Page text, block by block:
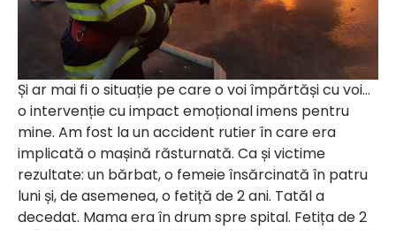
Și ar mai fi o situație pe care o voi împărtăși cu voi…
o intervenție cu impact emoțional imens pentru
mine. Am fost la un accident rutier în care era
implicată o mașină răsturnată. Ca și victime
rezultate: un bărbat, o femeie însărcinată în patru
luni și, de asemenea, o fetiță de 2 ani. Tatăl a
decedat. Mama era în drum spre spital. Fetița de 2